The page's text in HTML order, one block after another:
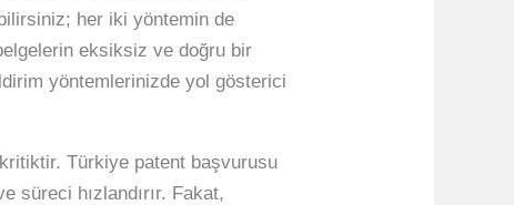
her iki yöntemin de
eksiksiz ve doğru bir
yöntemlerinizde yol gösterici
Türkiye patent başvurusu
süreci hızlandırır. Fakat,